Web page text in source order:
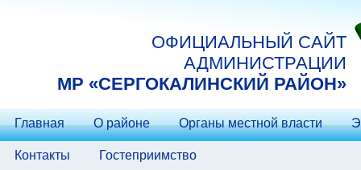
ОФИЦИАЛЬНЫЙ САЙТ
АДМИНИСТРАЦИИ
МP «СЕРГОКАЛИНСКИЙ РАЙОН»
Главная О районе Органы местной власти
Контакты Гостеприимство